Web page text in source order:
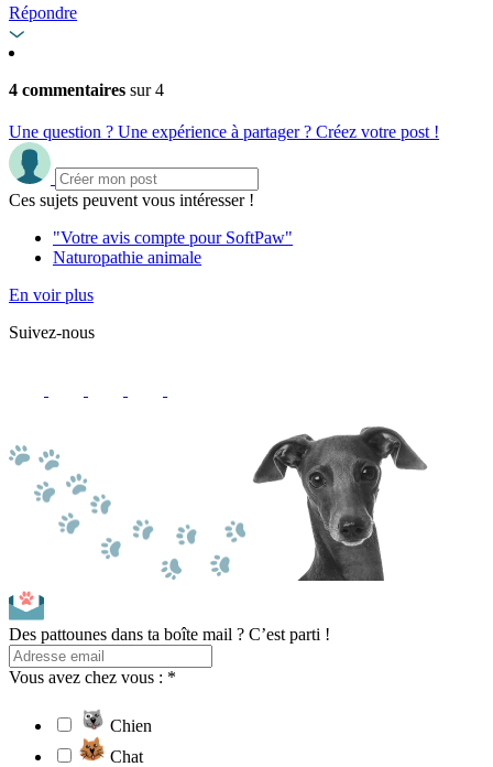
Répondre
4 commentaires sur 4
Une question ? Une expérience à partager ? Créez votre post !
Ces sujets peuvent vous intéresser !
"Votre avis compte pour SoftPaw"
Naturopathie animale
En voir plus
Suivez-nous
Des pattounes dans ta boîte mail ? C’est parti !
Vous avez chez vous : *
Chien
Chat